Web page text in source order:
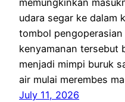
memungkinkan
udara segar ke dalam
tombol
kenyamanan tersebut
menjadi mimpi buruk
air mulai merembes
July 11, 2026